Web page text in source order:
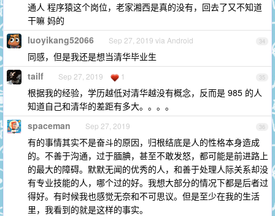
通人 程序猿这个岗位，老家湘西是真的没有，回去了又不知道
干嘛 妈的
34
luoyikang52066 Sep 27, 2019 via Android
同感，但是我还是想当清华毕业生
35
tailf Sep 27, 2019 1
根据我的经验，学历越低对清华越没有概念，反而是 985 的人
知道自己和清华的差距有多大。。。。
36
spaceman Sep 27, 2019
有的事情其实不是奋斗的原因，归根结底是人的性格本身造成
的。不善于沟通，过于腼腆，甚至不敢发怒，都可能是前进路上
的最大的障碍。默默无闻的优秀的人，和善于处理人际关系却没
有专业技能的人，哪个过的好。我想大部分的情况下都是后者过
得好。有时候我也感觉无奈和不可思议。但是至少在我的生活
里，我看到的就是这样的事实。